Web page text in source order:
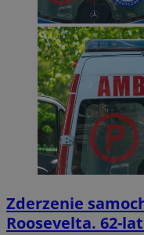
Zderzenie
Roosevelta. 62-